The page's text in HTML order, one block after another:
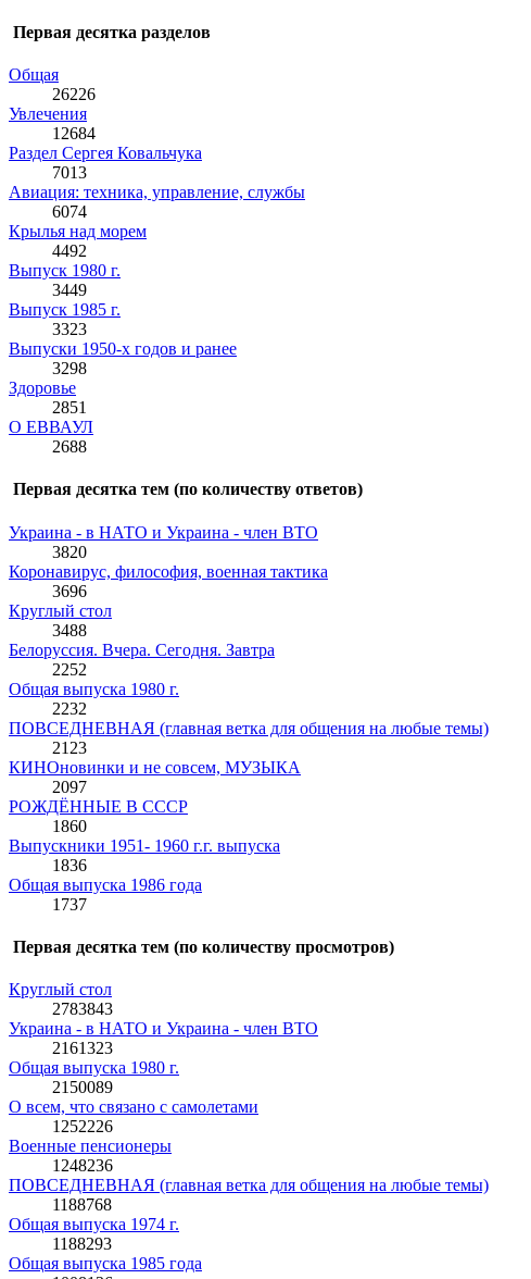
Первая десятка разделов
Общая
26226
Увлечения
12684
Раздел Сергея Ковальчука
7013
Авиация: техника, управление, службы
6074
Крылья над морем
4492
Выпуск 1980 г.
3449
Выпуск 1985 г.
3323
Выпуски 1950-х годов и ранее
3298
Здоровье
2851
О ЕВВАУЛ
2688
Первая десятка тем (по количеству ответов)
Украина - в НАТО и Украина - член ВТО
3820
Коронавирус, философия, военная тактика
3696
Круглый стол
3488
Белоруссия. Вчера. Сегодня. Завтра
2252
Общая выпуска 1980 г.
2232
ПОВСЕДНЕВНАЯ (главная ветка для общения на любые темы)
2123
КИНОновинки и не совсем, МУЗЫКА
2097
РОЖДЁННЫЕ В СССР
1860
Выпускники 1951- 1960 г.г. выпуска
1836
Общая выпуска 1986 года
1737
Первая десятка тем (по количеству просмотров)
Круглый стол
2783843
Украина - в НАТО и Украина - член ВТО
2161323
Общая выпуска 1980 г.
2150089
О всем, что связано с самолетами
1252226
Военные пенсионеры
1248236
ПОВСЕДНЕВНАЯ (главная ветка для общения на любые темы)
1188768
Общая выпуска 1974 г.
1188293
Общая выпуска 1985 года